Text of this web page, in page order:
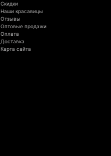
Скидки
Наши красавицы
Отзывы
Оптовые продажи
Оплата
Доставка
Карта сайта